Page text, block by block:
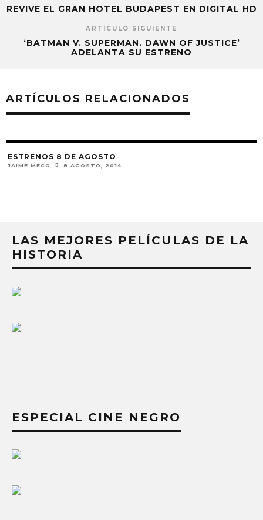
REVIVE EL GRAN HOTEL BUDAPEST EN DIGITAL HD
ARTÍCULO SIGUIENTE
‘BATMAN V. SUPERMAN. DAWN OF JUSTICE’
ADELANTA SU ESTRENO
ARTÍCULOS RELACIONADOS
ESTRENOS 8 DE AGOSTO
JAIME MECO 8 AGOSTO, 2014
LAS MEJORES PELÍCULAS DE LA
HISTORIA
ESPECIAL CINE NEGRO